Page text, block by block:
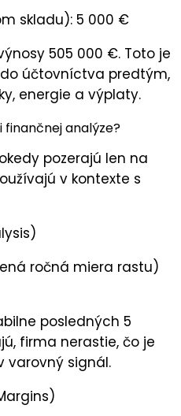
skladu): 5 000 €
505 000 €. Toto je
účtovníctva predtým,
energie a výplaty.
finančnej analýze?
pozerajú len na
v kontexte s
ročná miera rastu)
posledných 5
firma nerastie, čo je
varovný signál.